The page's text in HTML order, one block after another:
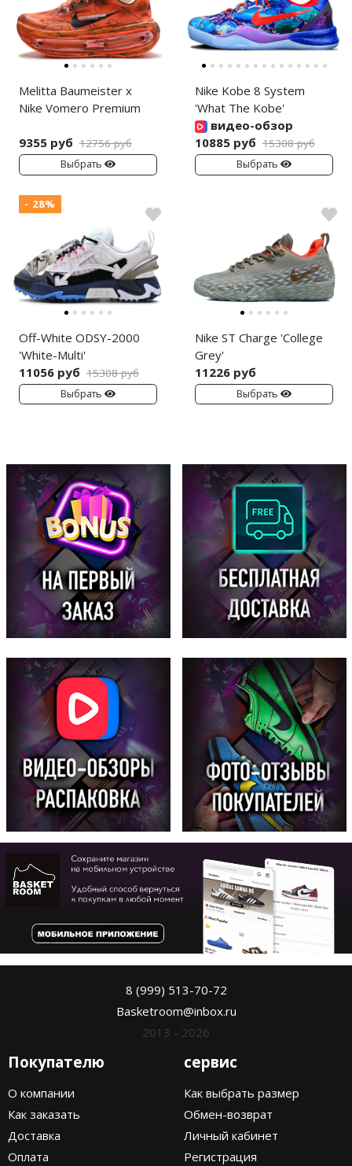
Melitta Baumeister x
Nike Vomero Premium
9355 руб 12756 руб
Выбрать
Nike Kobe 8 System
'What The Kobe'
видео-обзор
10885 руб 15308 руб
Выбрать
- 28%
Off-White ODSY-2000
'White-Multi'
11056 руб 15308 руб
Выбрать
Nike ST Charge 'College
Grey'
11226 руб
Выбрать
8 (999) 513-70-72
Basketroom@inbox.ru
2013 - 2026
Покупателю
О компании
Как заказать
Доставка
Оплата
сервис
Как выбрать размер
Обмен-возврат
Личный кабинет
Регистрация